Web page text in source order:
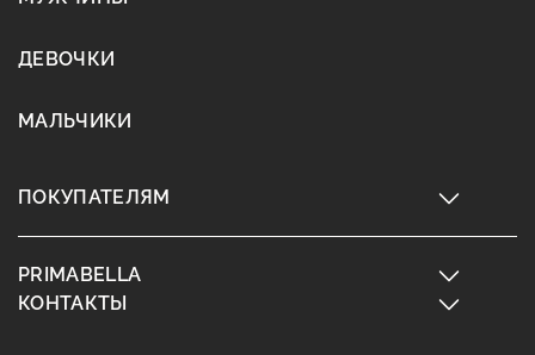
ДЕВОЧКИ
МАЛЬЧИКИ
ПОКУПАТЕЛЯМ
PRIMABELLA
КОНТАКТЫ